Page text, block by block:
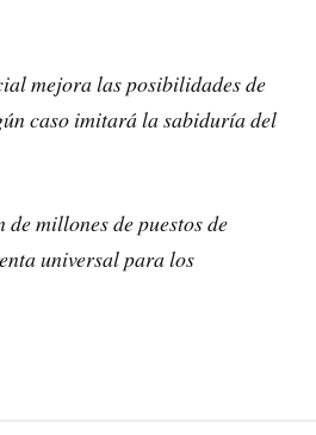
mejora las posibilidades de
caso imitará la sabiduría del
millones de puestos de
universal para los